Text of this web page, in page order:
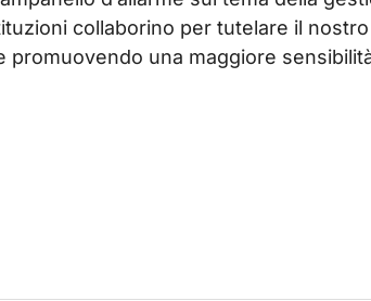
collaborino per tutelare il nostro
una maggiore